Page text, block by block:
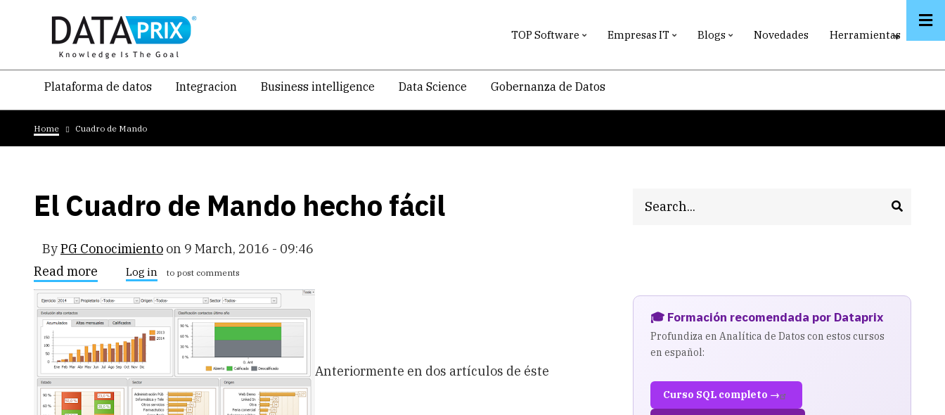
content
TOP Software Empresas IT Blogs Novedades Herramientas
Navegacion
temática
principal
Plataforma de datos Integracion Business intelligence Data Science Gobernanza de Datos
Breadcrumb
Home Cuadro de Mando
El Cuadro de Mando hecho fácil
ByPG Conocimiento on 9 March, 2016 - 09:46
Read more about
Cuadro
de
Mando
hecho
fácil
Log in to post comments
Anteriormente en dos artículos de éste
🎓 Formación recomendada por Dataprix
Profundiza en Analítica de Datos con estos cursos
en español:
Curso SQL completo →